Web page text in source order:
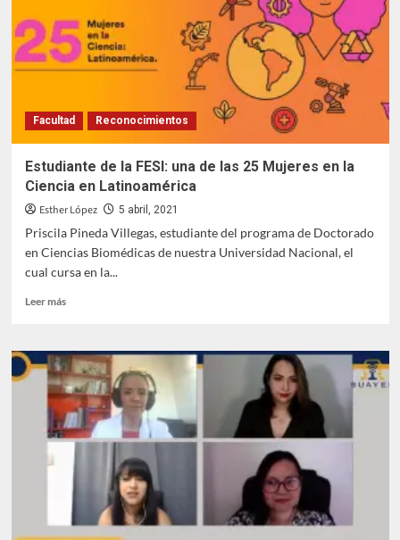
Writing
Course”
Facultad Reconocimientos
Estudiante de la FESI: una de las 25 Mujeres en la
Ciencia en Latinoamérica
Esther López 5 abril, 2021
Priscila Pineda Villegas, estudiante del programa de Doctorado
en Ciencias Biomédicas de nuestra Universidad Nacional, el
cual cursa en la...
Leer másLeer
Estudiante
de
la
FESI:
una
de
las
25
en
Ciencia